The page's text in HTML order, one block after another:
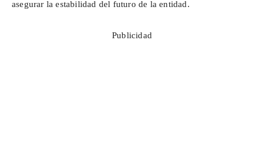
asegurar la estabilidad del futuro de la entidad.
Publicidad